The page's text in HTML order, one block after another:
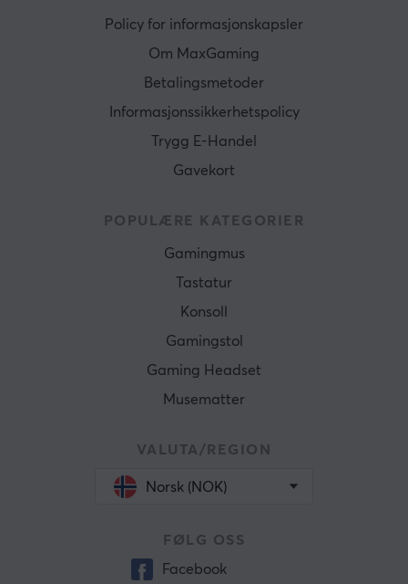
Policy for informasjonskapsler
Om MaxGaming
Betalingsmetoder
Informasjonssikkerhetspolicy
Trygg E-Handel
Gavekort
POPULÆRE KATEGORIER
Gamingmus
Tastatur
Konsoll
Gamingstol
Gaming Headset
Musematter
VALUTA/REGION
Norsk (NOK)
FØLG OSS
Facebook